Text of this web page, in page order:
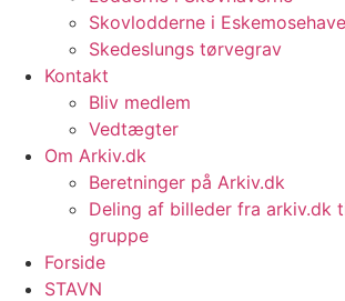
Skovlodderne i Eskemosehave
Skedeslungs tørvegrav
Kontakt
Bliv medlem
Vedtægter
Om Arkiv.dk
Beretninger på Arkiv.dk
Deling af billeder fra arkiv.dk
gruppe
Forside
STAVN